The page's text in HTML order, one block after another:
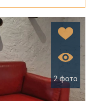
2 фото